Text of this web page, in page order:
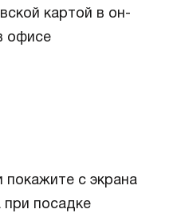
картой в он-
офисе
покажите с экрана
при посадке